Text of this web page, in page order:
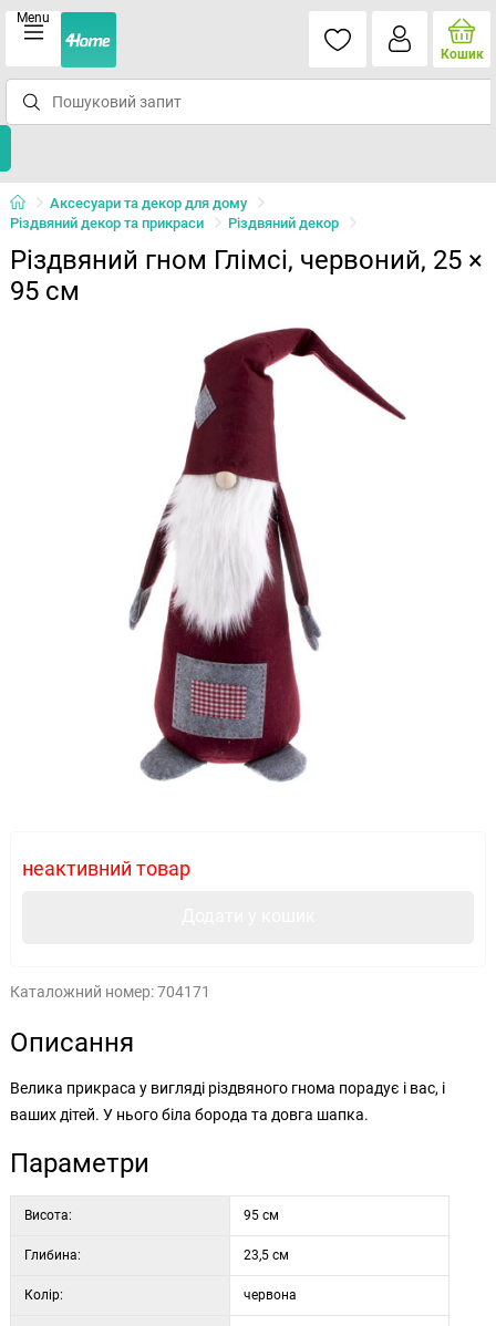
Menu
Кошик
Аксесуари та декор для дому
Різдвяний декор та прикраси
Різдвяний декор
Різдвяний гном Глімсі, червоний, 25 ×
95 см
неактивний товар
Каталожний номер:704171
Описання
Велика прикраса у вигляді різдвяного гнома порадує і вас, і
ваших дітей. У нього біла борода та довга шапка.
Параметри
Висота: 95 см
Глибина: 23,5 см
Колір: червона